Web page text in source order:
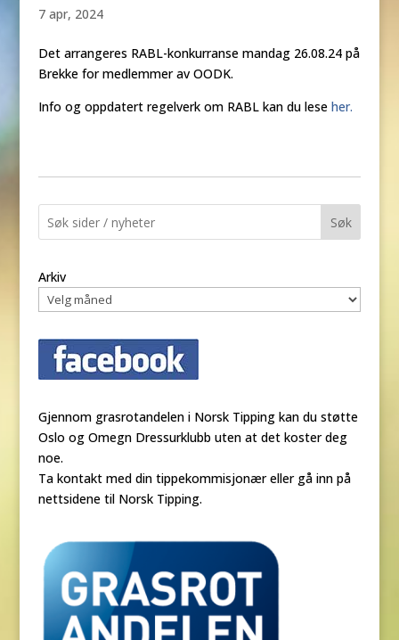
7 apr, 2024
Det arrangeres RABL-konkurranse mandag 26.08.24 på
Brekke for medlemmer av OODK.
Info og oppdatert regelverk om RABL kan du lese her.
Søk
Arkiv
Gjennom grasrotandelen i Norsk Tipping kan du støtte
Oslo og Omegn Dressurklubb uten at det koster deg
noe.
Ta kontakt med din tippekommisjonær eller gå inn på
nettsidene til Norsk Tipping.